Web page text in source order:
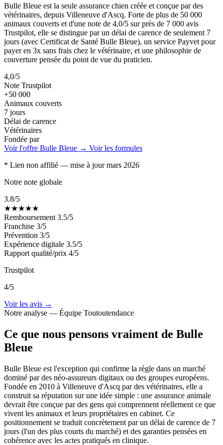
Bulle Bleue est la seule assurance chien créée et conçue par des
vétérinaires, depuis Villeneuve d'Ascq. Forte de plus de 50 000
animaux couverts et d'une note de 4,0/5 sur près de 7 000 avis
Trustpilot, elle se distingue par un délai de carence de seulement 7
jours (avec Certificat de Santé Bulle Bleue), un service Payvet pour
payer en 3x sans frais chez le vétérinaire, et une philosophie de
couverture pensée du point de vue du praticien.
4,0/5
Note Trustpilot
+50 000
Animaux couverts
7 jours
Délai de carence
Vétérinaires
Fondée par
Voir l'offre Bulle Bleue → Voir les formules
* Lien non affilié — mise à jour mars 2026
Notre note globale
3.8/5
★★★★★
Remboursement 3.5/5
Franchise 3/5
Prévention 3/5
Expérience digitale 3.5/5
Rapport qualité/prix 4/5
Trustpilot
4/5
Voir les avis →
Notre analyse — Équipe Toutoutendance
Ce que nous pensons vraiment de Bulle
Bleue
Bulle Bleue est l'exception qui confirme la règle dans un marché
dominé par des néo-assureurs digitaux ou des groupes européens.
Fondée en 2010 à Villeneuve d'Ascq par des vétérinaires, elle a
construit sa réputation sur une idée simple : une assurance animale
devrait être conçue par des gens qui comprennent réellement ce que
vivent les animaux et leurs propriétaires en cabinet. Ce
positionnement se traduit concrètement par un délai de carence de 7
jours (l'un des plus courts du marché) et des garanties pensées en
cohérence avec les actes pratiqués en clinique.